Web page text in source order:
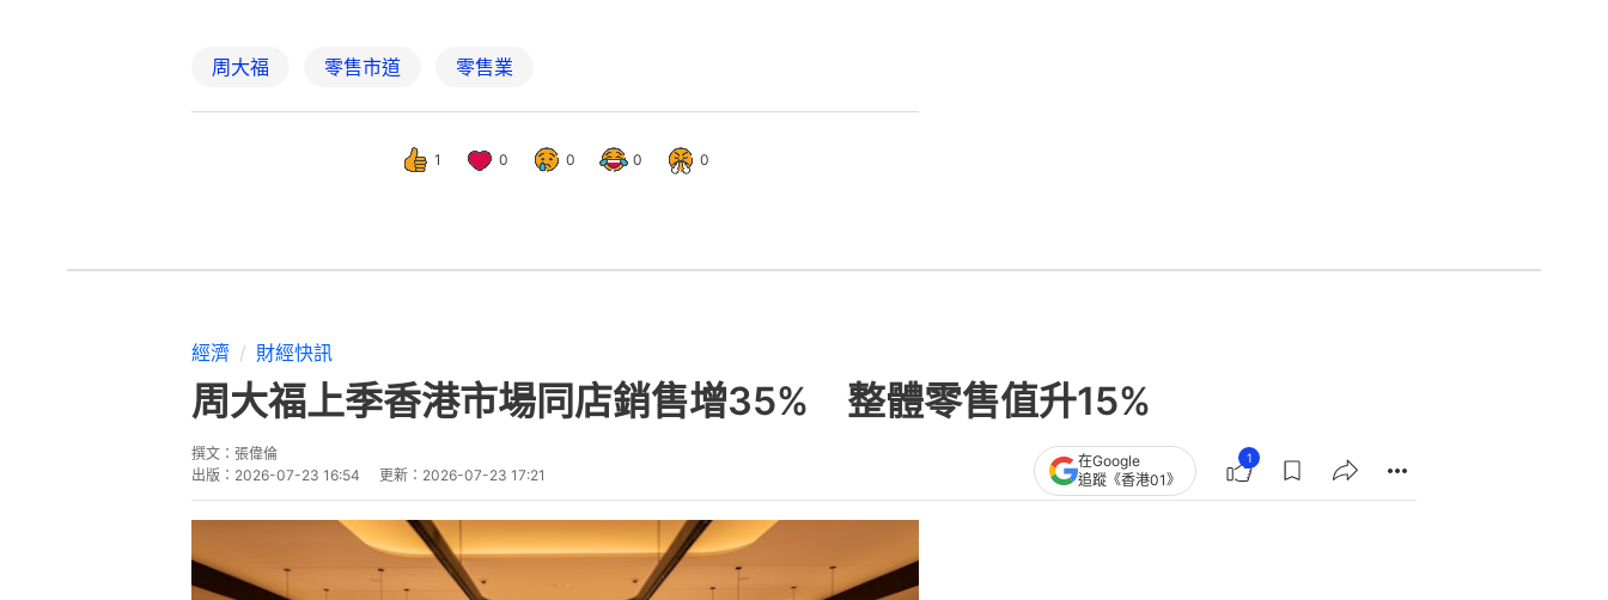
周大福 零售市道 零售業
1 0 0 0 0
經濟 財經快訊
周大福上季香港市場同店銷售增35% 整體零售值升15%
撰文： 張偉倫
出版： 2026-07-23 16:54 更新： 2026-07-23 17:21
在Google
追蹤《香港01》
1